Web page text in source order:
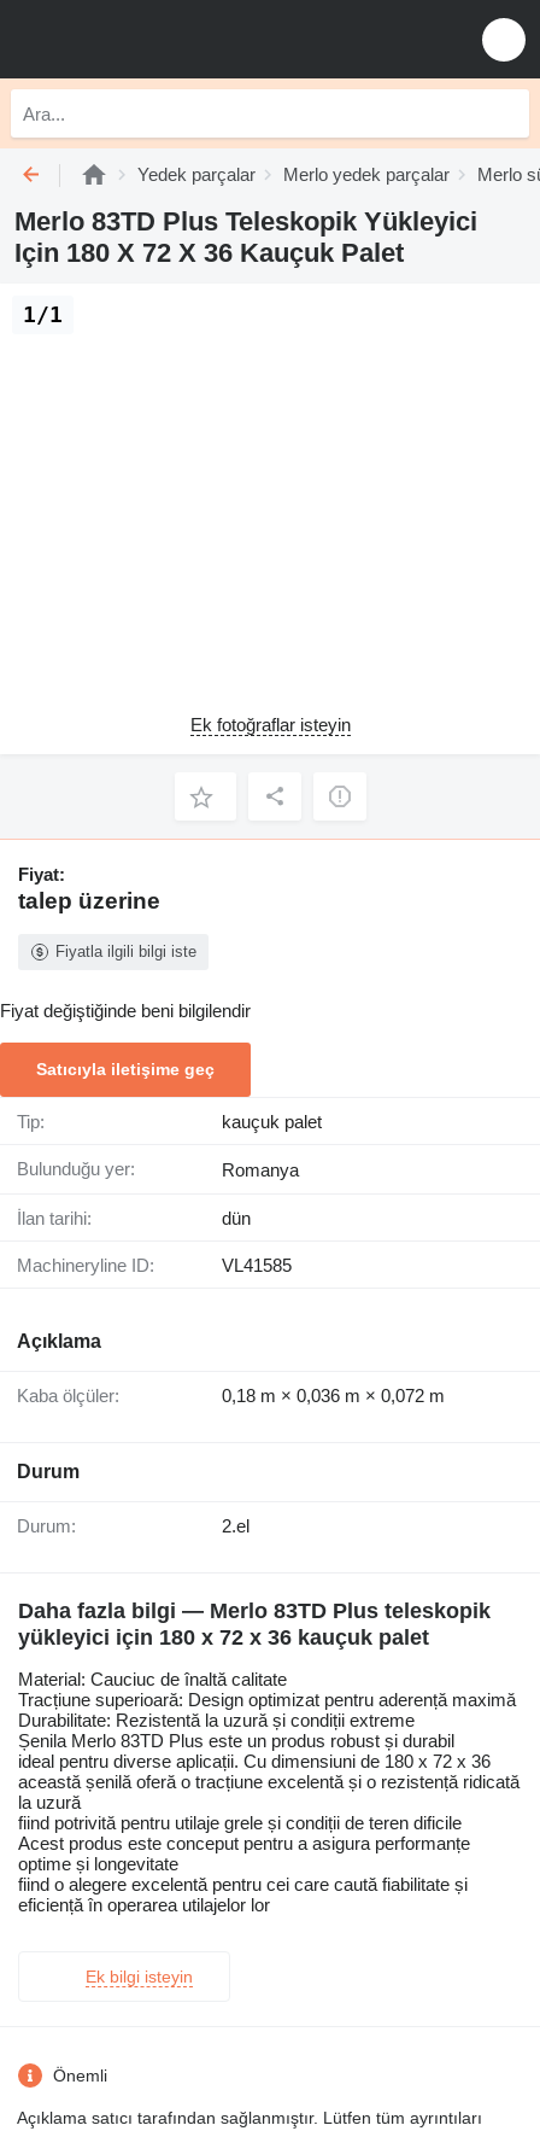
Yedek parçalar Merlo yedek parçalar Merlo
Merlo 83TD Plus Teleskopik Yükleyici
Için 180 X 72 X 36 Kauçuk Palet
1/1
Ek fotoğraflar isteyin
Fiyat:
talep üzerine
Fiyatla ilgili bilgi iste
Fiyat değiştiğinde beni bilgilendir
Satıcıyla iletişime geç
Tip: kauçuk palet
Bulunduğu yer: Romanya
İlan tarihi: dün
Machineryline ID: VL41585
Açıklama
Kaba ölçüler: 0,18 m × 0,036 m × 0,072 m
Durum
Durum: 2.el
Daha fazla bilgi — Merlo 83TD Plus teleskopik
yükleyici için 180 x 72 x 36 kauçuk palet
Material: Cauciuc de înaltă calitate
Tracțiune superioară: Design optimizat pentru aderență maximă
Durabilitate: Rezistentă la uzură și condiții extreme
Șenila Merlo 83TD Plus este un produs robust și durabil
ideal pentru diverse aplicații. Cu dimensiuni de 180 x 72 x 36
această șenilă oferă o tracțiune excelentă și o rezistență ridicată
la uzură
fiind potrivită pentru utilaje grele și condiții de teren dificile
Acest produs este conceput pentru a asigura performanțe
optime și longevitate
fiind o alegere excelentă pentru cei care caută fiabilitate și
eficiență în operarea utilajelor lor
Ek bilgi isteyin
Önemli
Açıklama satıcı tarafından sağlanmıştır. Lütfen tüm ayrıntıları